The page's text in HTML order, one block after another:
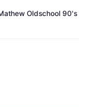
Oldschool 90's